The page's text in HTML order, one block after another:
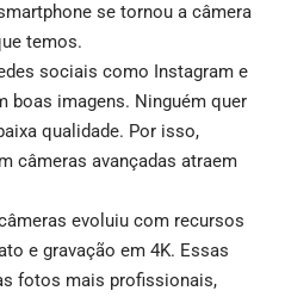
se tornou a câmera
temos.
sociais como Instagram e
boas imagens. Ninguém quer
qualidade. Por isso,
câmeras avançadas atraem
evoluiu com recursos
e gravação em 4K. Essas
fotos mais profissionais,